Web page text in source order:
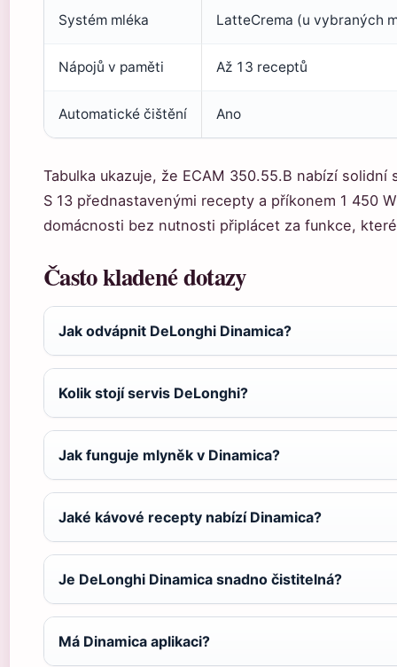
Systém mléka LatteCrema (u vybraných
Nápojů v paměti Až 13 receptů
Automatické čištění Ano
Tabulka ukazuje, že ECAM 350.55.B nabízí
S 13 přednastavenými recepty a příkonem 1 450
domácnosti bez nutnosti připlácet za funkce,
Často kladené dotazy
Jak odvápnit DeLonghi Dinamica?
Kolik stojí servis DeLonghi?
Jak funguje mlyněk v Dinamica?
Jaké kávové recepty nabízí Dinamica?
Je DeLonghi Dinamica snadno čistitelná?
Má Dinamica aplikaci?